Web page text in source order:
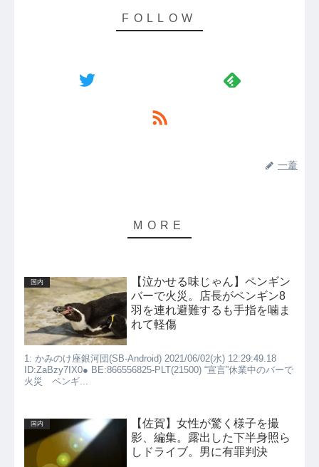
一葦
国内
【泣かせる味じゃん】ペンギン
バーで火災。店長がペンギン8
羽を連れ避難するも手指を噛ま
れて軽傷
1: かみのけ座銀河団(SB-Android) 2021/06/02(水) 12:29:49.18
ID:ZaBzy7IX0● BE:866556825-PLT(21500) “宣言”休業中のバーで
火災 ペンギ...
国内
【佐賀】女性が驚く様子を撮
影、編集。露出した下半身照ら
しドライブ。男に有罪判決